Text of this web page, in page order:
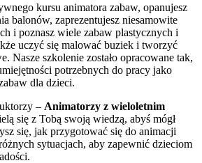
kursu animatora zabaw, opanujesz
balonów, zaprezentujesz niesamowite
i poznasz wiele zabaw plastycznych i
uczyć się malować buziek i tworzyć
Nasze szkolenie zostało opracowane tak,
potrzebnych do pracy jako
dla dzieci.
– Animatorzy z wieloletnim
się z Tobą swoją wiedzą, abyś mógł
się, jak przygotować się do animacji
sytuacjach, aby zapewnić dzieciom